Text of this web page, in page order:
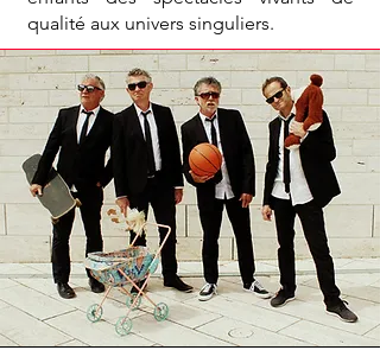
qualité aux univers singuliers.